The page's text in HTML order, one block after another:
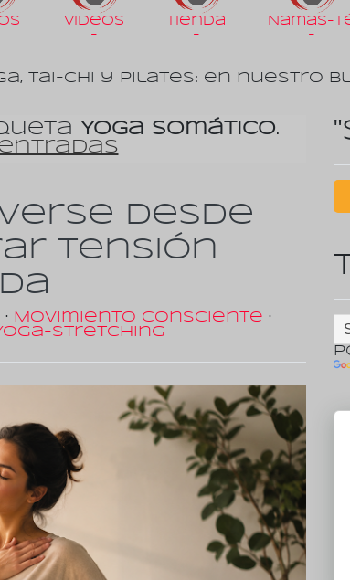
Videos
-
Tienda
-
Namas-
-
tai-chi y pilates: en nuestro
Yoga somático.
desde
tensión
· Movimiento consciente ·
Stretching